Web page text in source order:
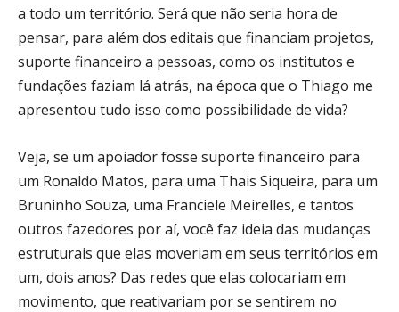
a todo um território. Será que não seria hora de
pensar, para além dos editais que financiam projetos,
suporte financeiro a pessoas, como os institutos e
fundações faziam lá atrás, na época que o Thiago me
apresentou tudo isso como possibilidade de vida?
Veja, se um apoiador fosse suporte financeiro para
um Ronaldo Matos, para uma Thais Siqueira, para um
Bruninho Souza, uma Franciele Meirelles, e tantos
outros fazedores por aí, você faz ideia das mudanças
estruturais que elas moveriam em seus territórios em
um, dois anos? Das redes que elas colocariam em
movimento, que reativariam por se sentirem no